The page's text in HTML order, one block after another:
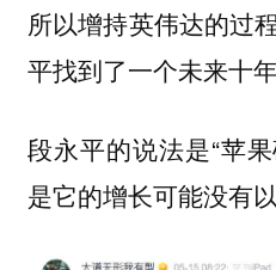
所以增持英伟达的过
平找到了一个未来十
段永平的说法是“苹
是它的增长可能没有